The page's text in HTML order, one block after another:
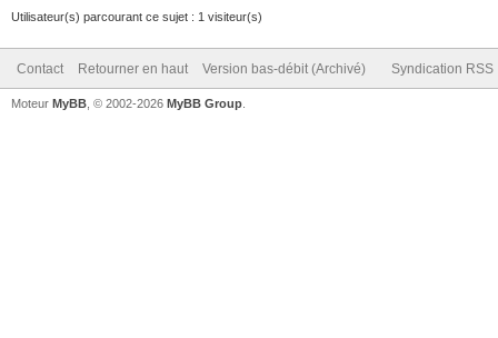
Utilisateur(s) parcourant ce sujet : 1 visiteur(s)
Contact Retourner en haut Version bas-débit (Archivé) Syndication RSS
Moteur MyBB , © 2002-2026 MyBB Group